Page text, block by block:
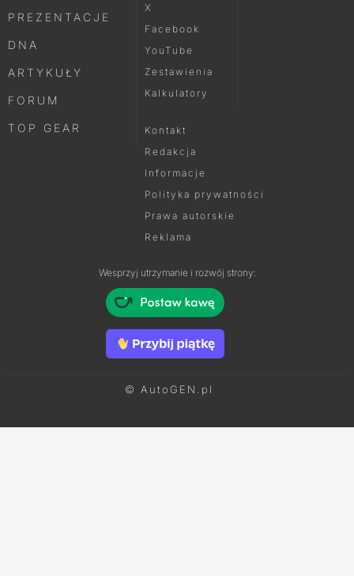
PREZENTACJE
DNA
ARTYKUŁY
FORUM
TOP GEAR
X
Facebook
YouTube
Zestawienia
Kalkulatory
Kontakt
Redakcja
Informacje
Polityka prywatności
Prawa autorskie
Reklama
Wesprzyj utrzymanie i rozwój strony:
© AutoGEN.pl